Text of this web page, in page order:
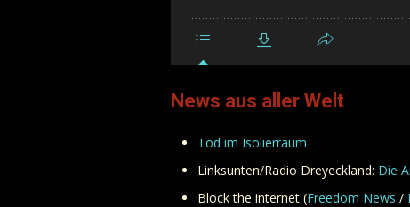
News aus aller Welt
Tod im Isolierraum
Linksunten/Radio Dreyeckland: Die
Block the internet (Freedom News /